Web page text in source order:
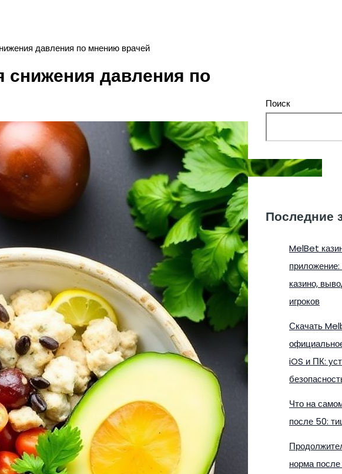
давления по мнению врачей
давления по
Поиск
Последние
MelBet
казино,
игроков
Скачать
iOS и ПК:
Что на
после 50:
норма